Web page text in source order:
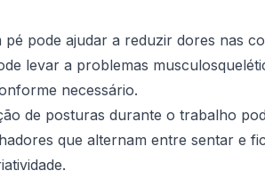
pode ajudar a reduzir dores nas
levar a problemas
necessário.
de posturas durante o trabalho
que alternam entre sentar e